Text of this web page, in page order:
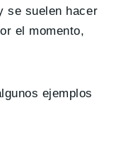
se suelen hacer
el momento,
ejemplos